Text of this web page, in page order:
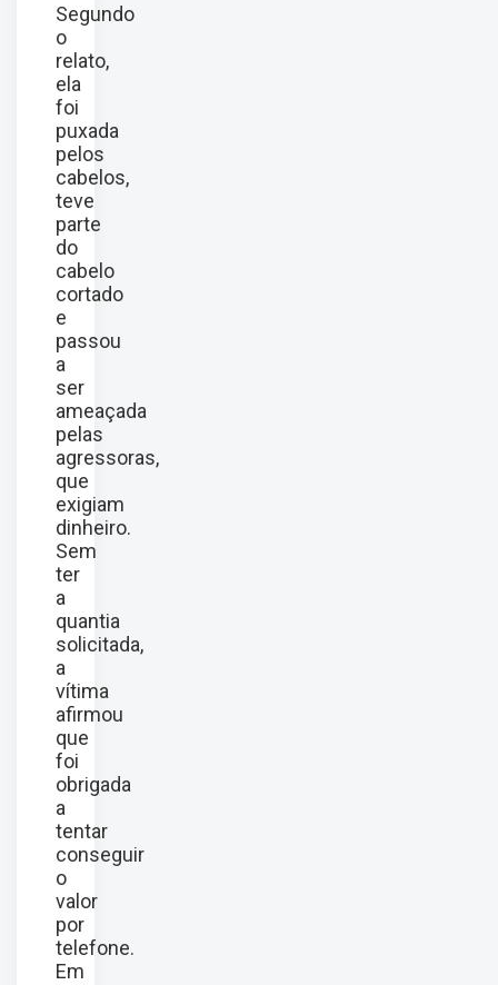
Segundo
o
relato,
ela
foi
puxada
pelos
cabelos,
teve
parte
do
cabelo
cortado
e
passou
a
ser
ameaçada
pelas
agressoras,
que
exigiam
dinheiro.
Sem
ter
a
quantia
solicitada,
a
vítima
afirmou
que
foi
obrigada
a
tentar
conseguir
o
valor
por
telefone.
Em